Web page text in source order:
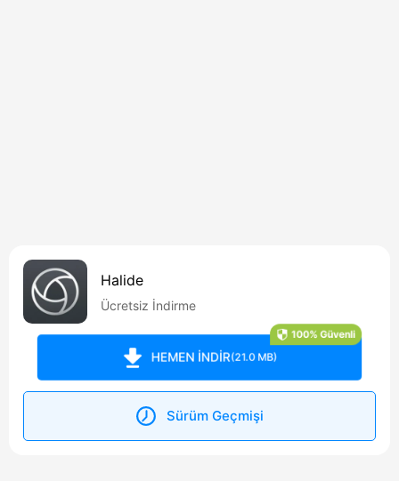
Halide
Ücretsiz İndirme
HEMEN İNDİR(21.0 MB)
100% Güvenli
Sürüm Geçmişi